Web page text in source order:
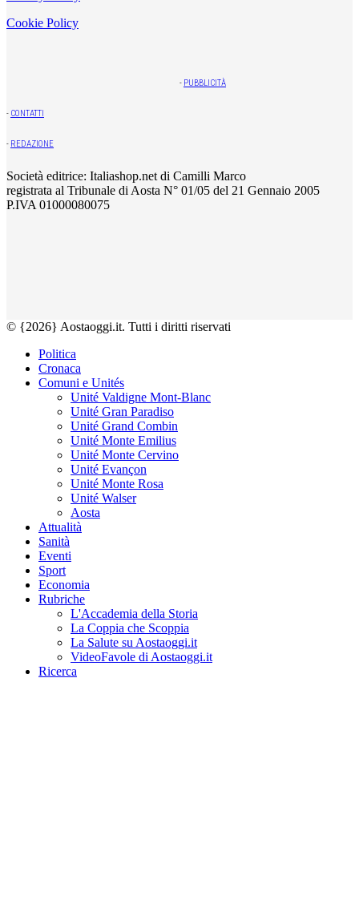
Cookie Policy
- PUBBLICITÀ
- CONTATTI
- REDAZIONE
Società editrice: Italiashop.net di Camilli Marco
registrata al Tribunale di Aosta N° 01/05 del 21 Gennaio 2005
P.IVA 01000080075
© {2026} Aostaoggi.it. Tutti i diritti riservati
Politica
Cronaca
Comuni e Unités
Unité Valdigne Mont-Blanc
Unité Gran Paradiso
Unité Grand Combin
Unité Monte Emilius
Unité Monte Cervino
Unité Evançon
Unité Monte Rosa
Unité Walser
Aosta
Attualità
Sanità
Eventi
Sport
Economia
Rubriche
L'Accademia della Storia
La Coppia che Scoppia
La Salute su Aostaoggi.it
VideoFavole di Aostaoggi.it
Ricerca